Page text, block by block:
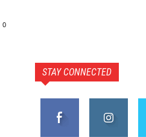
0
STAY CONNECTED